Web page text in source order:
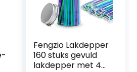
Fengzio Lakdepper
160 stuks gevuld
lakdepper met 4